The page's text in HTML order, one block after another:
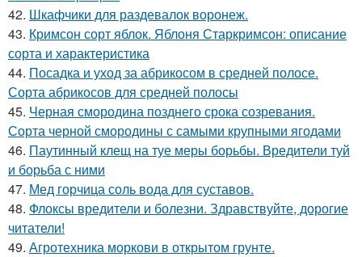
42. Шкафчики для раздевалок воронеж.
43. Кримсон сорт яблок. Яблоня Старкримсон: описание
сорта и характеристика
44. Посадка и уход за абрикосом в средней полосе.
Сорта абрикосов для средней полосы
45. Черная смородина позднего срока созревания.
Сорта черной смородины с самыми крупными ягодами
46. Паутинный клещ на туе меры борьбы. Вредители туй
и борьба с ними
47. Мед горчица соль вода для суставов.
48. Флоксы вредители и болезни. Здравствуйте, дорогие
читатели!
49. Агротехника моркови в открытом грунте.